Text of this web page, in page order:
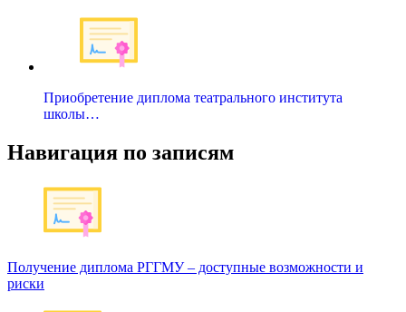
Приобретение диплома театрального института
школы…
Навигация по записям
Получение диплома РГГМУ – доступные возможности и
риски